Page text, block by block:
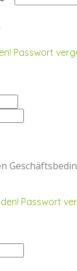
Passwort
Passwort